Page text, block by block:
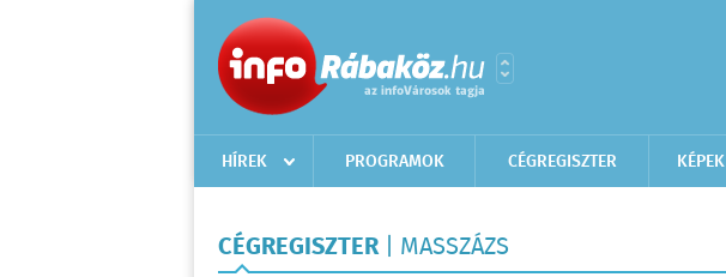
HÍREK PROGRAMOK CÉGREGISZTER KÉPEK
CÉGREGISZTER | MASSZÁZS